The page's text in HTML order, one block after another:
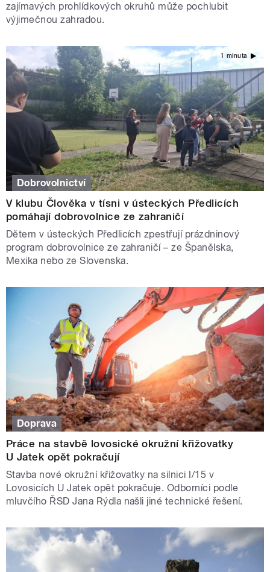
zajímavých prohlídkových okruhů může pochlubit
výjimečnou zahradou.
1 minuta
Dobrovolnictví
V klubu Člověka v tísni v ústeckých Předlicích
pomáhají dobrovolnice ze zahraničí
Dětem v ústeckých Předlicích zpestřují prázdninový
program dobrovolnice ze zahraničí – ze Španělska,
Mexika nebo ze Slovenska.
Doprava
Práce na stavbě lovosické okružní křižovatky
U Jatek opět pokračují
Stavba nové okružní křižovatky na silnici I/15 v
Lovosicích U Jatek opět pokračuje. Odborníci podle
mluvčího ŘSD Jana Rýdla našli jiné technické řešení.